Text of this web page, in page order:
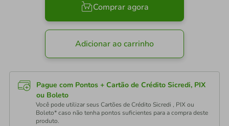
Comprar agora
Adicionar ao carrinho
Pague com Pontos + Cartão de Crédito Sicredi, PIX
ou Boleto
Você pode utilizar seus Cartões de Crédito Sicredi , PIX ou
Boleto* caso não tenha pontos suficientes para a compra deste
produto.